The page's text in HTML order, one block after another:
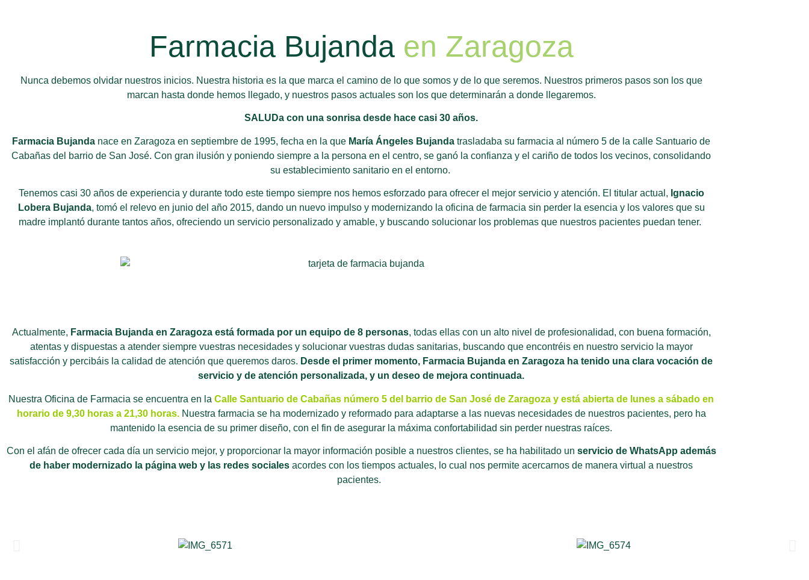
Farmacia Bujandaen Zaragoza
Nunca debemos olvidar nuestros inicios. Nuestra historia es la que marca el camino de lo que somos y de lo que seremos. Nuestros primeros pasos son los que
marcan hasta donde hemos llegado, y nuestros pasos actuales son los que determinarán a donde llegaremos.
SALUDa con una sonrisa desde hace casi 30 años.
Farmacia Bujanda nace en Zaragoza en septiembre de 1995, fecha en la que María Ángeles Bujanda trasladaba su farmacia al número 5 de la calle Santuario de
Cabañas del barrio de San José. Con gran ilusión y poniendo siempre a la persona en el centro, se ganó la confianza y el cariño de todos los vecinos, consolidando
su establecimiento sanitario en el entorno.
Tenemos casi 30 años de experiencia y durante todo este tiempo siempre nos hemos esforzado para ofrecer el mejor servicio y atención. El titular actual, Ignacio
Lobera Bujanda, tomó el relevo en junio del año 2015, dando un nuevo impulso y modernizando la oficina de farmacia sin perder la esencia y los valores que su
madre implantó durante tantos años, ofreciendo un servicio personalizado y amable, y buscando solucionar los problemas que nuestros pacientes puedan tener.
Actualmente, Farmacia Bujanda en Zaragoza está formada por un equipo de 8 personas, todas ellas con un alto nivel de profesionalidad, con buena formación,
atentas y dispuestas a atender siempre vuestras necesidades y solucionar vuestras dudas sanitarias, buscando que encontréis en nuestro servicio la mayor
satisfacción y percibáis la calidad de atención que queremos daros. Desde el primer momento, Farmacia Bujanda en Zaragoza ha tenido una clara vocación de
servicio y de atención personalizada, y un deseo de mejora continuada.
Nuestra Oficina de Farmacia se encuentra en la Calle Santuario de Cabañas número 5 del barrio de San José de Zaragoza y está abierta de lunes a sábado en
horario de 9,30 horas a 21,30 horas. Nuestra farmacia se ha modernizado y reformado para adaptarse a las nuevas necesidades de nuestros pacientes, pero ha
mantenido la esencia de su primer diseño, con el fin de asegurar la máxima confortabilidad sin perder nuestras raíces.
Con el afán de ofrecer cada día un servicio mejor, y proporcionar la mayor información posible a nuestros clientes, se ha habilitado un servicio de WhatsApp además
de haber modernizado la página web y las redes sociales acordes con los tiempos actuales, lo cual nos permite acercarnos de manera virtual a nuestros
pacientes.